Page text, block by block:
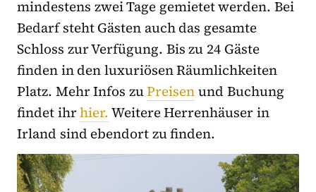
mindestens zwei Tage gemietet werden. Bei
Bedarf steht Gästen auch das gesamte
Schloss zur Verfügung. Bis zu 24 Gäste
finden in den luxuriösen Räumlichkeiten
Platz. Mehr Infos zuPreisenund Buchung
findet ihrhier.Weitere Herrenhäuser in
Irland sind ebendort zu finden.